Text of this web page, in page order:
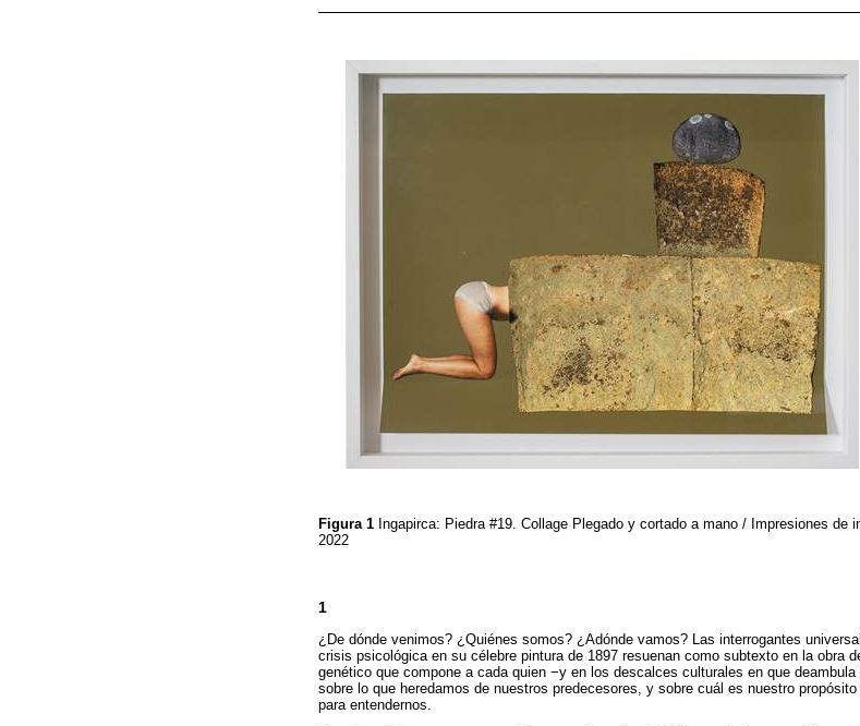
Figura 1 Ingapirca: Piedra #19. Collage Plegado y cortado a mano / Impresiones
2022
1
¿De dónde venimos? ¿Quiénes somos? ¿Adónde vamos? Las interrogantes
crisis psicológica en su célebre pintura de 1897 resuenan como subtexto en la obra
genético que compone a cada quien −y en los descalces culturales en que
sobre lo que heredamos de nuestros predecesores, y sobre cuál es nuestro
para entendernos.